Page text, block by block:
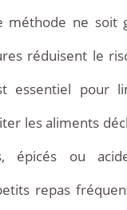
méthode ne soit
réduisent le
essentiel pour
les aliments
épicés ou
repas